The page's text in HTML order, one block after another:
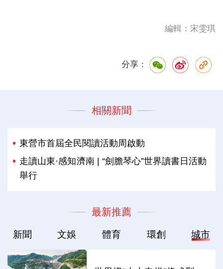
編輯：宋雯琪
分享：
相關新聞
東營市首屆全民閱讀活動周啟動
走讀山東·感知濟南 | “劍膽琴心”世界讀書日活動
舉行
最新推薦
新聞 文娛 體育 環創 城市